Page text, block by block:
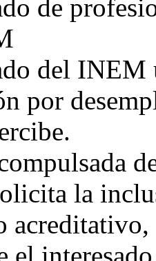
de
del INEM
por
la
el